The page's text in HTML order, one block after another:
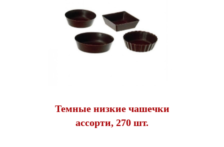
Темные низкие чашечки
ассорти, 270 шт.